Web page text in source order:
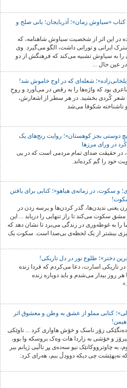
کتاب «سیاوش زمان»؛ آذربایجان؛ بانی صلح و
در این اثر از شخصیت سیاوش شاهنامه، که
ایرانی و تورانی داشت، الگو می‌گیرد. وی
را به سیاوش تشبیه می‌کند که فرهنگش از دو
در عین حال ...
شعلەای کە در اوج خاموش شد!
بود که واژه‌ها را به رقص در می‌آورد و روحِ
شعر کُردی بخشید. در هر سطر از اشعارش،
و ناشناخته‌ شکوفا می‌شد
دوستی بجز کوهستان»؛ روایت رنج‌های یک
در ورای مرزها
در حقیقت صدای تمام مردمی است که در پی
خود را گم کرده‌اند.
و سکوت، در زمانه‌ی هیاهو»؛ کتابی برای یافتن
یعنی ندیدن‌ها، گذر کردن‌ها و پرسە زدن در
مشق سکوت می‌کند تا راز تنهایی را دریابد ... این
را به غوطه‌وری در زندگی می‌برد تا نشان دهد که
بیشتر از یک لحظه‌ی بی‌صدا است. سکوت یک
دختر»؛ طلوع نور در دل تاریکی!
تاریکی اسارت، دعا می‌کردم که فردا زنده
هر روز بیدار می‌شدم و باید دوباره زنده
کتابی مملو از عشق به وطن و معشوق اثر
هیمن!
دەنگێکی زۆر ناسک و خۆش هاواری کرد ... ناوێکی
و خۆشی بە زاردا هات وەک بروسکە وا بوو،
بە چاوترووکانێک نیو سەدەی پڕ تاڵیی ژیانم بیر
نەیهێشت چی دیکە دوودڵ ببم، هەرای کرد: